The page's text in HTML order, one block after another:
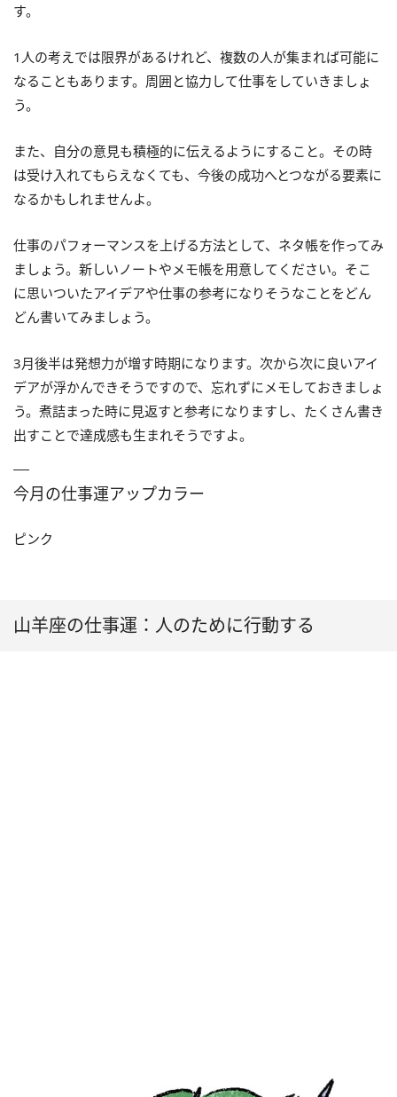
す。
1人の考えでは限界があるけれど、複数の人が集まれば可能に
なることもあります。周囲と協力して仕事をしていきましょ
う。
また、自分の意見も積極的に伝えるようにすること。その時
は受け入れてもらえなくても、今後の成功へとつながる要素に
なるかもしれませんよ。
仕事のパフォーマンスを上げる方法として、ネタ帳を作ってみ
ましょう。新しいノートやメモ帳を用意してください。そこ
に思いついたアイデアや仕事の参考になりそうなことをどん
どん書いてみましょう。
3月後半は発想力が増す時期になります。次から次に良いアイ
デアが浮かんできそうですので、忘れずにメモしておきましょ
う。煮詰まった時に見返すと参考になりますし、たくさん書き
出すことで達成感も生まれそうですよ。
今月の仕事運アップカラー
ピンク
山羊座の仕事運：人のために行動する